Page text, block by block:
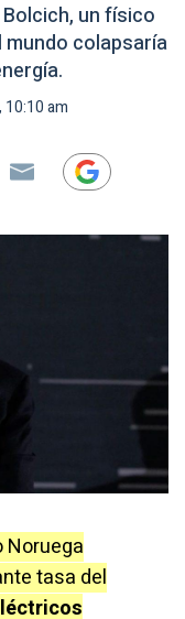
un físico
mundo colapsaría
am
Noruega
tasa del